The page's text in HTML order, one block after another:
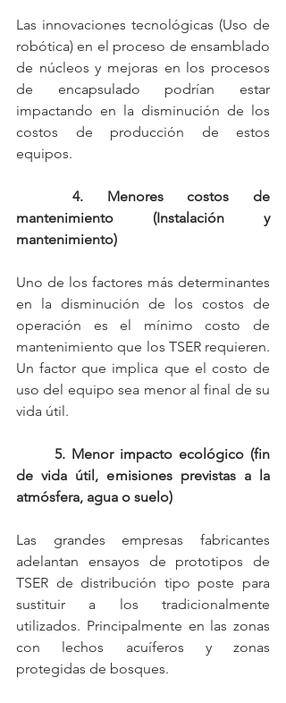
Las innovaciones tecnológicas (Uso de
robótica) en el proceso de ensamblado
de núcleos y mejoras en los procesos
de encapsulado podrían estar
impactando en la disminución de los
costos de producción de estos
equipos.
4. Menores costos de
mantenimiento (Instalación y
mantenimiento)
Uno de los factores más determinantes
en la disminución de los costos de
operación es el mínimo costo de
mantenimiento que los TSER requieren.
Un factor que implica que el costo de
uso del equipo sea menor al final de su
vida útil.
5. Menor impacto ecológico (fin
de vida útil, emisiones previstas a la
atmósfera, agua o suelo)
Las grandes empresas fabricantes
adelantan ensayos de prototipos de
TSER de distribución tipo poste para
sustituir a los tradicionalmente
utilizados. Principalmente en las zonas
con lechos acuíferos y zonas
protegidas de bosques.